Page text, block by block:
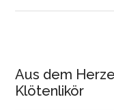
Aus dem
Klötenlikör